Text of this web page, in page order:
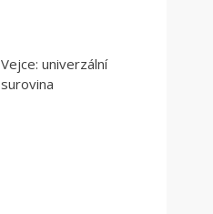
Vejce: univerzální
surovina